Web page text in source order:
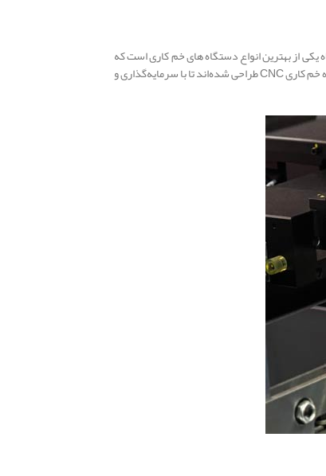
یکی از بهترین انواع دستگاه های خم کاری است که
برای خم کاری بادقت بالا استفاده می‌شود. این نوع دستگاه طبق نیاز صنایع مختلف راه‌حل‌های مقرون‌به‌صرفه‌ای را ارائه می‌دهد. انواع دستگاه های خم کاری و به طور دقیق‌تر دستگاه خم کاری CNC طراحی شده‌اند تا با سرمایه‌گذاری و